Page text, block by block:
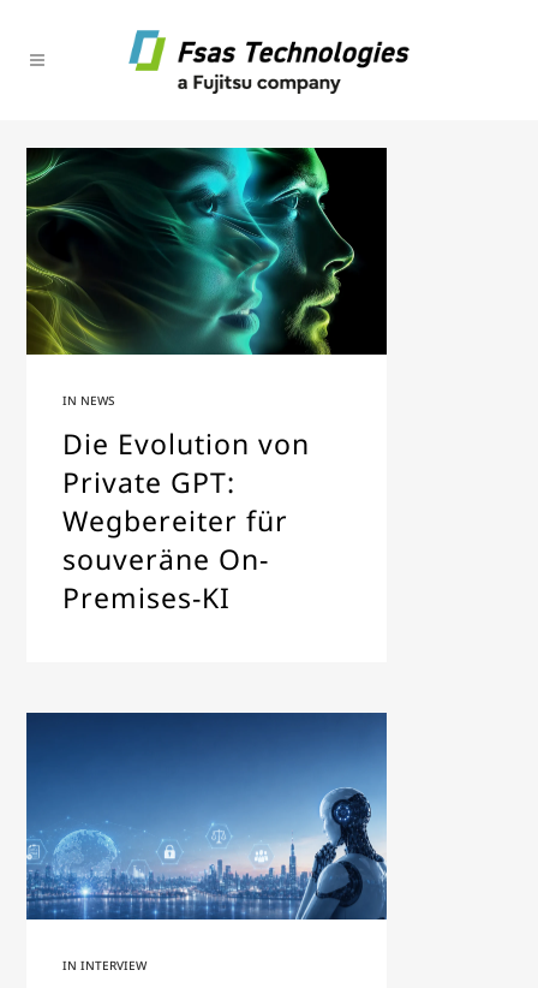
IN NEWS
Die Evolution von
Private GPT:
Wegbereiter für
souveräne On-
Premises-KI
ININTERVIEW